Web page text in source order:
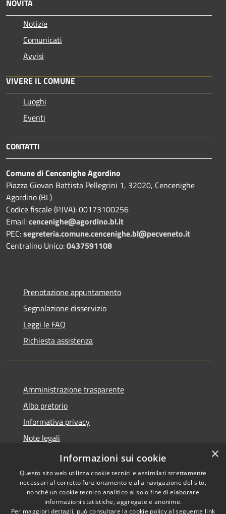
NOVITÀ
Notizie
Comunicati
Avvisi
VIVERE IL COMUNE
Luoghi
Eventi
CONTATTI
Comune di Cencenighe Agordino
Piazza Giovan Battista Pellegrini 1, 32020, Cencenighe
Agordino (BL)
Codice fiscale (P.IVA): 00173100256
Email:cencenighe@agordino.bl.it
PEC:segreteria.comune.cencenighe.bl@pecveneto.it
Centralino Unico:0437591108
Prenotazione appuntamento
Segnalazione disservizio
Leggi le FAQ
Richiesta assistenza
Amministrazione trasparente
Albo pretorio
Informativa privacy
Note legali
Dichiarazione di accessibilità
Copyright © 2026 • Comune di
×
Informazioni sui cookie
Questo sito web utilizza cookie tecnici e assimilati strettamente
necessari al corretto funzionamento e alla navigazione del sito,
nonché un cookie tecnico analitico al solo fine di elaborare
informazioni statistiche, aggregate e anonime.
Per maggiori dettagli, può consultare la cookie policy al seguente link